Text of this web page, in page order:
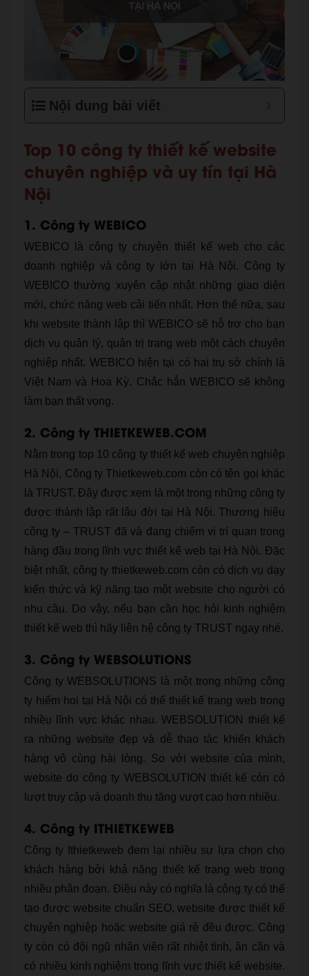
Nội dung bài viết
Top 10 công ty thiết kế website
chuyên nghiệp và uy tín tại Hà
Nội
1. Công ty WEBICO
WEBICO là công ty chuyên thiết kế web cho các
doanh nghiệp và công ty lớn tại Hà Nội. Công ty
WEBICO thường xuyên cập nhật những giao diện
mới, chức năng web cải tiến nhất. Hơn thế nữa, sau
khi website thành lập thì WEBICO sẽ hỗ trợ cho bạn
dịch vụ quản lý, quản trị trang web một cách chuyên
nghiệp nhất. WEBICO hiện tại có hai trụ sở chính là
Việt Nam và Hoa Kỳ. Chắc hẳn WEBICO sẽ không
làm bạn thất vọng.
2. Công ty THIETKEWEB.COM
Nằm trong top 10 công ty thiết kế web chuyên nghiệp
Hà Nội, Công ty Thietkeweb.com còn có tên gọi khác
là TRUST. Đây được xem là một trong những công ty
được thành lập rất lâu đời tại Hà Nội. Thương hiệu
công ty – TRUST đã và đang chiếm vị trí quan trọng
hàng đầu trong lĩnh vực thiết kế web tại Hà Nội. Đặc
biệt nhất, công ty thietkeweb.com còn có dịch vụ dạy
kiến thức và kỹ năng tạo một website cho người có
nhu cầu. Do vậy, nếu bạn cần học hỏi kinh nghiệm
thiết kế web thì hãy liên hệ công ty TRUST ngay nhé.
3. Công ty WEBSOLUTIONS
Công ty WEBSOLUTIONS là một trong những công
ty hiếm hoi tại Hà Nội có thể thiết kế trang web trong
nhiều lĩnh vực khác nhau. WEBSOLUTION thiết kế
ra những website đẹp và dễ thao tác khiến khách
hàng vô cùng hài lòng. So với website của mình,
website do công ty WEBSOLUTION thiết kế còn có
lượt truy cập và doanh thu tăng vượt cao hơn nhiều.
4. Công ty ITHIETKEWEB
Công ty Ithietkeweb đem lại nhiều sự lựa chọn cho
khách hàng bởi khả năng thiết kế trang web trong
nhiều phân đoạn. Điều này có nghĩa là công ty có thể
tạo được website chuẩn SEO, website được thiết kế
chuyên nghiệp hoặc website giá rẻ đều được. Công
ty còn có đội ngũ nhân viên rất nhiệt tình, ân cần và
có nhiều kinh nghiệm trong lĩnh vực thiết kế website.